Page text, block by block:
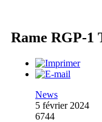
Rame RGP-1
News
5 février 2024
6744